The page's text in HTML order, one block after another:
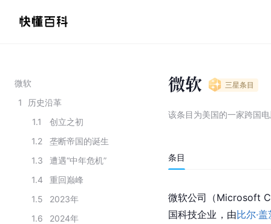
微软
1
历史沿革
1.1
创立之初
1.2
垄断帝国的诞生
1.3
遭遇“中年危机”
1.4
重回巅峰
1.5
2023年
1.6
2024年
微软 三星条目
该条目为美国的一家跨国
条目
微软公司（Microsoft
国科技企业，由比尔·盖